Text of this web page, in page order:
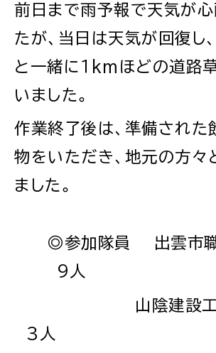
場面 から探す
妊娠・出産 子育て
入園・入学 結婚・
前日まで雨予報で天気が心
たが、当日は天気が回復し
と一緒に１kmほどの道路
いました。
作業終了後は、準備された
物をいただき、地元の方々
ました。
◎参加隊員 出雲市職
9人
山陰建設
3人